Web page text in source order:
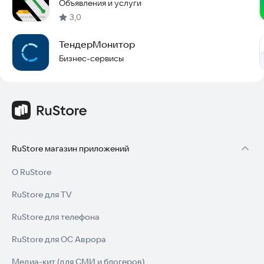
Объявления и услуги
3,0
ТендерМонитор
Бизнес-сервисы
RuStore магазин приложений
О RuStore
RuStore для TV
RuStore для телефона
RuStore для ОС Аврора
Медиа-кит (для СМИ и блогеров)